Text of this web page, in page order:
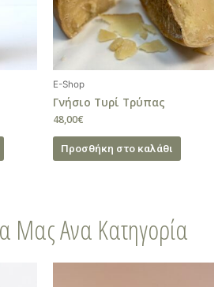
E-Shop
Γνήσιο Τυρί Τρύπας
48,00€
Προσθήκη στο καλάθι
Μας Ανα Κατηγορία